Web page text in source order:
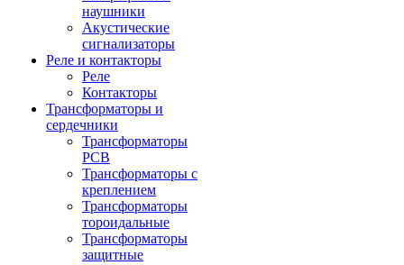
наушники
Акустические
сигнализаторы
Реле и контакторы
Реле
Контакторы
Трансформаторы и
сердечники
Трансформаторы
PCB
Трансформаторы с
креплением
Трансформаторы
тороидальные
Трансформаторы
защитные